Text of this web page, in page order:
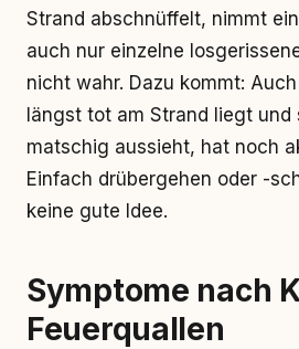
Strand abschnüffelt, nimmt
auch nur einzelne
nicht wahr. Dazu kommt:
längst tot am Strand liegt
matschig aussieht, hat noch
Einfach drübergehen oder -
keine gute Idee.
Symptome nach
Feuerquallen